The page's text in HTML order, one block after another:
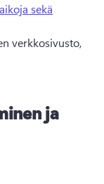
sekä
verkkosivusto,
ja